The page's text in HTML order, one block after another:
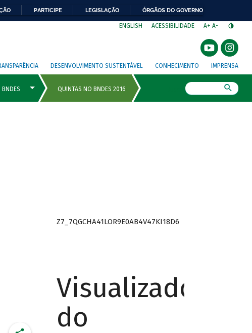
PARTICIPE LEGISLAÇÃO ÓRGÃOS DO GOVERNO
ENGLISH ACESSIBILIDADE A+ A-
DESENVOLVIMENTO SUSTENTÁVEL CONHECIMENTO IMPRENSA
Z7_7QGCHA41LOR9E0AB4V47KI18D6
Visualizador
do